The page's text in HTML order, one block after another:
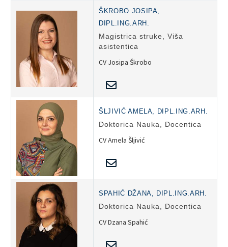
ŠKROBO JOSIPA,
DIPL.ING.ARH.
Magistrica struke, Viša
asistentica
CV Josipa Škrobo
ŠLJIVIĆ AMELA, DIPL.ING.ARH.
Doktorica Nauka, Docentica
CV Amela Šljivić
SPAHIĆ DŽANA, DIPL.ING.ARH.
Doktorica Nauka, Docentica
CV Dzana Spahić